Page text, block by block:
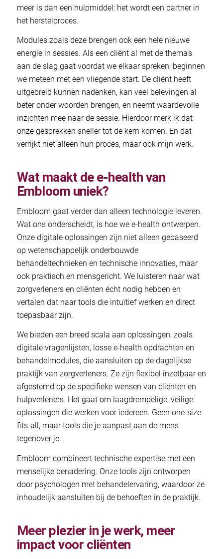
meer is dan een hulpmiddel: het wordt een partner in
het herstelproces.
Modules zoals deze brengen ook een hele nieuwe
energie in sessies. Als een cliënt al met de thema’s
aan de slag gaat voordat we elkaar spreken, beginnen
we meteen met een vliegende start. De cliënt heeft
uitgebreid kunnen nadenken, kan veel belevingen al
beter onder woorden brengen, en neemt waardevolle
inzichten mee naar de sessie. Hierdoor merk ik dat
onze gesprekken sneller tot de kern komen. En dat
verrijkt niet alleen hun proces, maar ook mijn werk.
Wat maakt de e-health van
Embloom uniek?
Embloom gaat verder dan alleen technologie leveren.
Wat ons onderscheidt, is hoe we e-health ontwerpen.
Onze digitale oplossingen zijn niet alleen gebaseerd
op wetenschappelijk onderbouwde
behandeltechnieken en technische innovaties, maar
ook praktisch en mensgericht. We luisteren naar wat
zorgverleners en cliënten écht nodig hebben en
vertalen dat naar tools die intuïtief werken en direct
toepasbaar zijn.
We bieden een breed scala aan oplossingen, zoals
digitale vragenlijsten, losse e-health opdrachten en
behandelmodules, die aansluiten op de dagelijkse
praktijk van zorgverleners. Ze zijn flexibel inzetbaar en
afgestemd op de specifieke wensen van cliënten en
hulpverleners. Het gaat om laagdrempelige, veilige
oplossingen die werken voor iedereen. Geen one-size-
fits-all, maar tools die je aanpast aan de mens
tegenover je.
Embloom combineert technische expertise met een
menselijke benadering. Onze tools zijn ontworpen
door psychologen met behandelervaring, waardoor ze
inhoudelijk aansluiten bij de behoeften in de praktijk.
Meer plezier in je werk, meer
impact voor cliënten